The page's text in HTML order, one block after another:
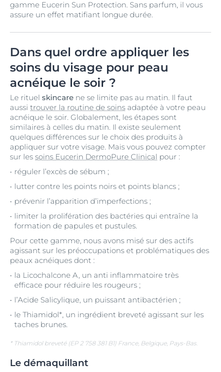
gamme Eucerin Sun Protection. Sans parfum, il vous
assure un effet matifiant longue durée.
Dans quel ordre appliquer les
soins du visage pour peau
acnéique le soir ?
Le rituel skincare ne se limite pas au matin. Il faut
aussi trouver la routine de soins adaptée à votre peau
acnéique le soir. Globalement, les étapes sont
similaires à celles du matin. Il existe seulement
quelques différences sur le choix des produits à
appliquer sur votre visage. Mais vous pouvez compter
sur les soins Eucerin DermoPure Clinical pour :
réguler l’excès de sébum ;
lutter contre les points noirs et points blancs ;
prévenir l’apparition d’imperfections ;
limiter la prolifération des bactéries qui entraîne la
formation de papules et pustules.
Pour cette gamme, nous avons misé sur des actifs
agissant sur les préoccupations et problématiques des
peaux acnéiques dont :
la Licochalcone A, un anti inflammatoire très
efficace pour réduire les rougeurs ;
l’Acide Salicylique, un puissant antibactérien ;
le Thiamidol*, un ingrédient breveté agissant sur les
taches brunes.
* Thiamidol breveté (EP 2 758 381 B1) France, Belgique, Pays-Bas.
Le démaquillant